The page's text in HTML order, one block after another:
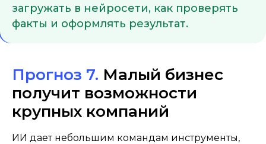
загружать в нейросети, как проверять
факты и оформлять результат.
Прогноз 7. Малый бизнес
получит возможности
крупных компаний
ИИ дает небольшим командам инструменты,